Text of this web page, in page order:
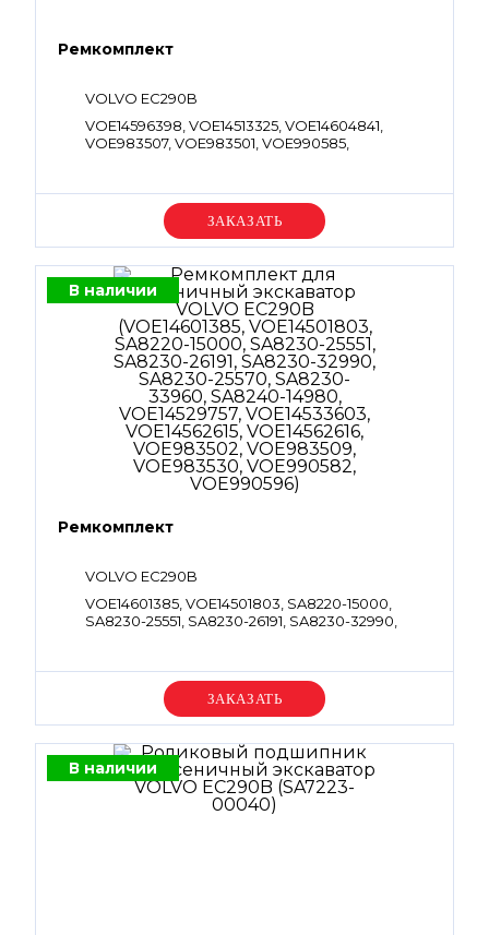
Ремкомплект
VOLVO EC290B
VOE14596398, VOE14513325, VOE14604841,
VOE983507, VOE983501, VOE990585,
VOE990849, SA7242-10590
Уточняйте цену
В наличии
Ремкомплект
VOLVO EC290B
VOE14601385, VOE14501803, SA8220-15000,
SA8230-25551, SA8230-26191, SA8230-32990,
VOE14562616, VOE983502, VOE983509,
VOE983530, VOE990582, VOE990596
Уточняйте цену
В наличии